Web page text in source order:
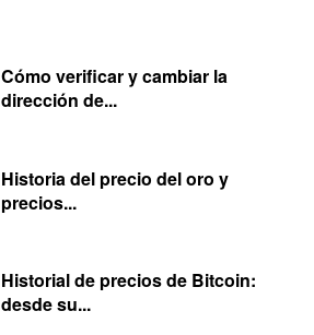
Cómo verificar y cambiar la
dirección de...
Historia del precio del oro y
precios...
Historial de precios de Bitcoin:
desde su...